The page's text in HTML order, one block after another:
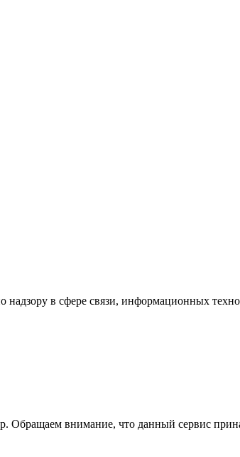
надзору в сфере связи, информационных
Обращаем внимание, что данный сервис